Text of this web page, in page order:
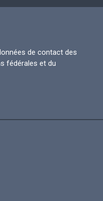
de contact des
fédérales et du